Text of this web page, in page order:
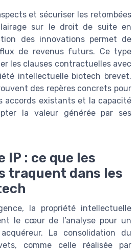
et sécuriser les retombées
sur le droit de suite en
des innovations permet de
de revenus futurs. Ce type
les clauses contractuelles avec
intellectuelle biotech brevet.
des repères concrets pour
accords existants et la capacité
la valeur générée par ses
IP : ce que les
traquent dans les
la propriété intellectuelle
le cœur de l’analyse pour un
La consolidation du
comme celle réalisée par